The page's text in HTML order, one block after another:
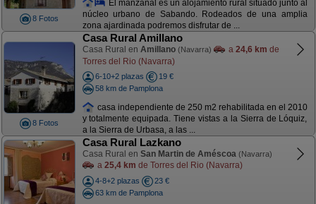
8 Fotos
El manzanal es un alojamiento rural situado junto al
núcleo urbano de Sabando. Rodeados de una amplia
zona ajardinada podremos disfrutar de ...
8 Fotos
Casa Rural Amillano
Casa Rural en Amillano (Navarra) a 24,6 km de
Torres del Rio (Navarra)
6-10+2 plazas
19 €
58 km de Pamplona
casa independiente de 250 m2 rehabilitada en el 2010
y totalmente equipada. Tiene vistas a la Sierra de Lóquiz,
a la Sierra de Urbasa, a las ...
Casa Rural Lazkano
Casa Rural en San Martin de Améscoa (Navarra)
a 25,4 km de Torres del Rio (Navarra)
4-8+2 plazas
23 €
63 km de Pamplona